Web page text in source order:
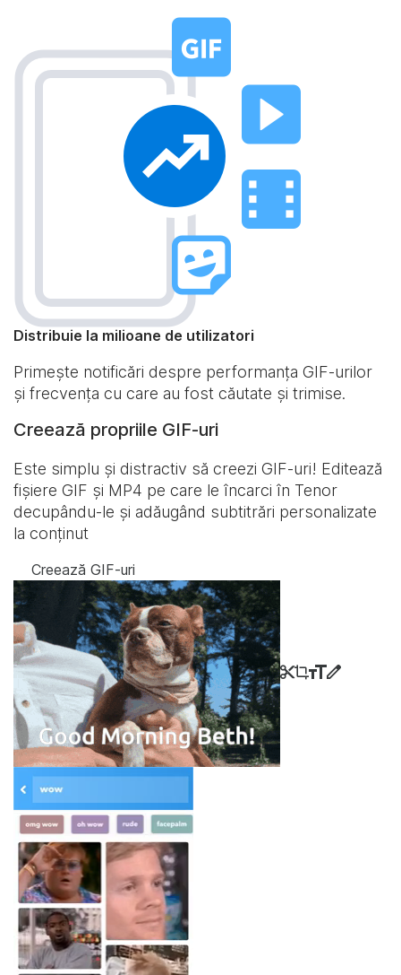
Distribuie la milioane de utilizatori
Primește notificări despre performanța GIF-urilor
și frecvența cu care au fost căutate și trimise.
Creează propriile GIF-uri
Este simplu și distractiv să creezi GIF-uri! Editează
fișiere GIF și MP4 pe care le încarci în Tenor
decupându-le și adăugând subtitrări personalizate
la conținut
Creează GIF-uri